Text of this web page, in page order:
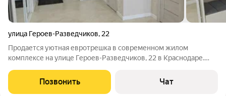
улица Героев-Разведчиков, 22
Продается уютная евротрешка в современном жилом
комплексе на улице Героев-Разведчиков, 22 в Краснодаре.
из них 25 квадратных метров жилая площадь, а кухня целых 15
квадратных метров, что
Позвонить Чат